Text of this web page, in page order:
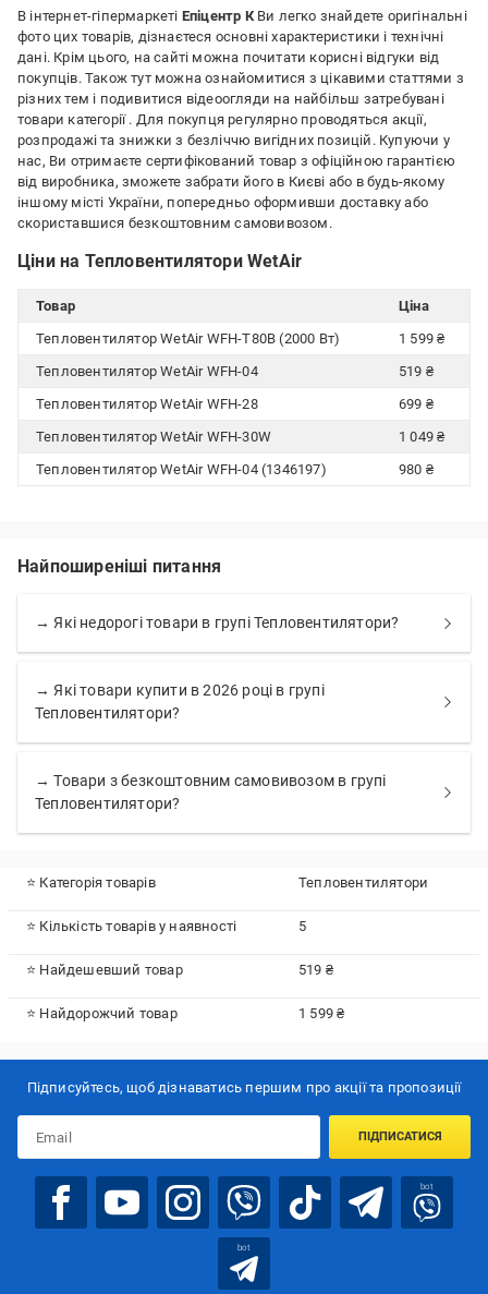
В інтернет-гіпермаркеті Епіцентр КВи легко знайдете оригінальні
фото цих товарів, дізнаєтеся основні характеристики і технічні
дані. Крім цього, на сайті можна почитати корисні відгуки від
покупців. Також тут можна ознайомитися з цікавими статтями з
різних тем і подивитися відеоогляди на найбільш затребувані
товари категорії . Для покупця регулярно проводяться акції,
розпродажі та знижки з безліччю вигідних позицій. Купуючи у
нас, Ви отримаєте сертифікований товар з офіційною гарантією
від виробника, зможете забрати його в Києві або в будь-якому
іншому місті України, попередньо оформивши доставку або
скориставшися безкоштовним самовивозом.
Ціни на Тепловентилятори WetAir
Товар
Ціна
Тепловентилятор WetAir WFH-T80B (2000 Вт)
1 599 ₴
Тепловентилятор WetAir WFH-04
519 ₴
Тепловентилятор WetAir WFH-28
699 ₴
Тепловентилятор WetAir WFH-30W
1 049 ₴
Тепловентилятор WetAir WFH-04 (1346197)
980 ₴
Найпоширеніші питання
→ Які недорогі товари в групі Тепловентилятори?
→ Які товари купити в 2026 році в групі
Тепловентилятори?
→ Товари з безкоштовним самовивозом в групі
Тепловентилятори?
⭐ Категорія товарів Тепловентилятори
⭐ Кількість товарів у наявності 5
⭐ Найдешевший товар 519 ₴
⭐ Найдорожчий товар 1 599 ₴
Підписуйтесь, щоб дізнаватись першим про акції та пропозиції
ПІДПИСАТИСЯ
bot
bot